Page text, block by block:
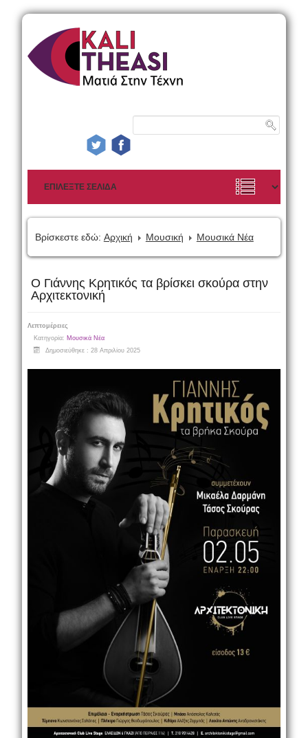
Βρίσκεστε εδώ: Αρχική Μουσική Μουσικά Νέα
O Γιάννης Kρητικός τα βρίσκει σκούρα στην
Αρχιτεκτονική
Λεπτομέρειες
Κατηγορία: Μουσικά Νέα
Δημοσιεύθηκε : 28 Απριλίου 2025